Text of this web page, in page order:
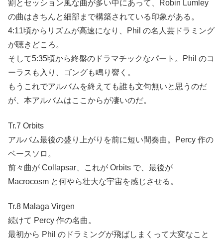
割とセッション風な曲が多い中にあって、Robin Lumley
の曲はきちんと細部まで構築されている印象がある。
4:11頃からリズムが高速になり、Phil の名人芸ドラミング
が聴きどころ。
そして5:35頃から終盤のドラマチックなパート。Phil のコ
ーラスも入り、ゴングも鳴り響く。
もうこれでアルバムを終えても誰も文句無いと思うのだ
が、本アルバムはここからが凄いのだ。
Tr.7 Orbits
アルバム最後の盛り上がりを前に短い間奏曲。Percy 作の
ベースソロ。
前々曲が Collapsar、これが Orbits で、最後が
Macrocosm と何やら壮大な宇宙を感じさせる。
Tr.8 Malaga Virgen
続けて Percy 作の名曲。
最初から Phil のドラミングが飛ばしまくって大変なこと